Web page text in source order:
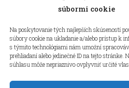
súbormi cookie
Na poskytovanie tých najlepších skúseností
súbory cookie na ukladanie a/alebo prístup k
s týmito technológiami nám umožní
prehliadaní alebo jedinečné ID na tejto stránke.
súhlasu môže nepriaznivo ovplyvniť určité
Kliknutím prijmete